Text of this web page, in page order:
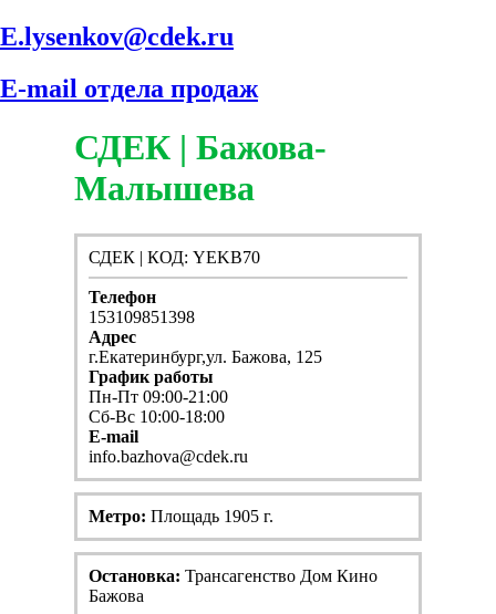
E.lysenkov@cdek.ru
E-mail отдела продаж
СДЕК | Бажова-
Малышева
СДЕК | КОД: YEKB70
Телефон
153109851398
Адрес
г.Екатеринбург,ул. Бажова, 125
График работы
Пн-Пт 09:00-21:00
Сб-Вс 10:00-18:00
E-mail
info.bazhova@cdek.ru
Метро:Площадь 1905 г.
Остановка: Трансагенство Дом Кино
Бажова